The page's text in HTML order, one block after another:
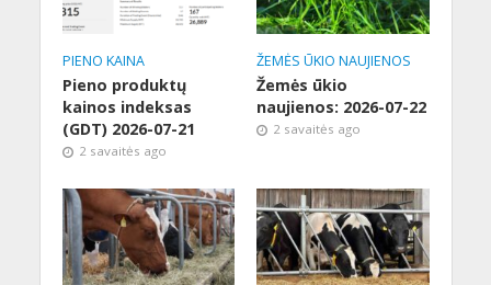
PIENO KAINA
Pieno produktų
kainos indeksas
(GDT) 2026-07-21
2 savaitės ago
ŽEMĖS ŪKIO NAUJIENOS
Žemės ūkio
naujienos: 2026-07-22
2 savaitės ago